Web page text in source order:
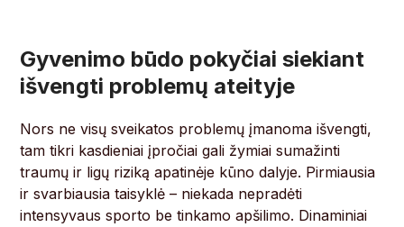
Gyvenimo būdo pokyčiai siekiant
išvengti problemų ateityje
Nors ne visų sveikatos problemų įmanoma išvengti,
tam tikri kasdieniai įpročiai gali žymiai sumažinti
traumų ir ligų riziką apatinėje kūno dalyje. Pirmiausia
ir svarbiausia taisyklė – niekada nepradėti
intensyvaus sporto be tinkamo apšilimo. Dinaminiai